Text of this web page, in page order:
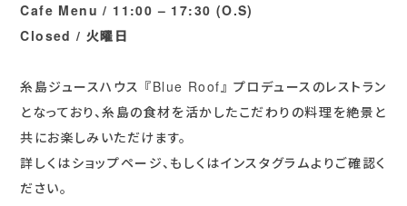
Cafe Menu / 11:00 – 17:30 (O.S)
Closed / 火曜日
糸島ジュースハウス 『Blue Roof』 プロデュースのレストラン
となっており、糸島の食材を活かしたこだわりの料理を絶景と
共にお楽しみいただけます。
詳しくはショップページ、もしくはインスタグラムよりご確認く
ださい。